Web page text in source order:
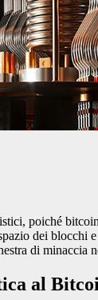
poiché
dei blocchi
di minaccia
al